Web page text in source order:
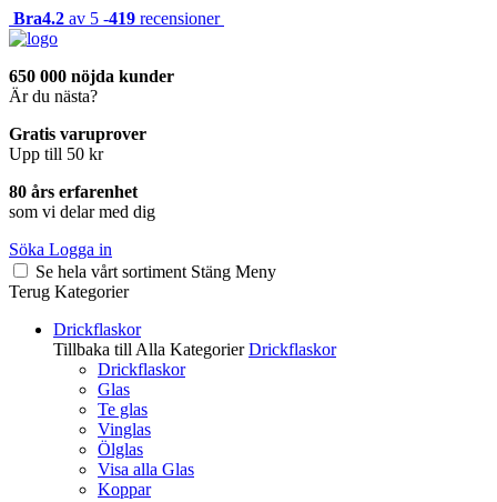
Bra4.2 av 5 -419 recensioner
650 000 nöjda kunder
Är du nästa?
Gratis varuprover
Upp till 50 kr
80 års erfarenhet
som vi delar med dig
Söka Logga in
Se hela vårt sortiment Stäng Meny
Terug Kategorier
Drickflaskor
Tillbaka till Alla Kategorier Drickflaskor
Drickflaskor
Glas
Te glas
Vinglas
Ölglas
Visa alla Glas
Koppar